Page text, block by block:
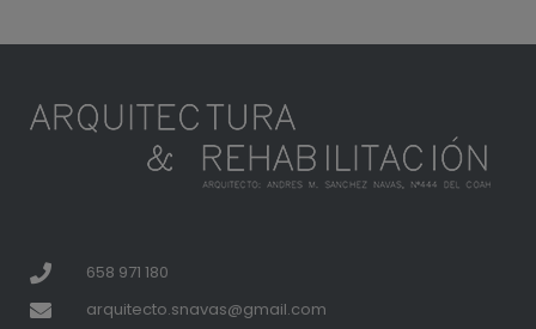
658 971 180
arquitecto.snavas@gmail.com